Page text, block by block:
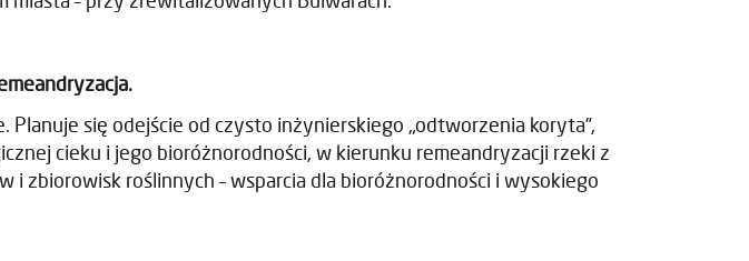
się odejście od czysto inżynierskiego „odtworzenia koryta”,
cieku i jego bioróżnorodności, w kierunku remeandryzacji rzeki z
zbiorowisk roślinnych – wsparcia dla bioróżnorodności i wysokiego